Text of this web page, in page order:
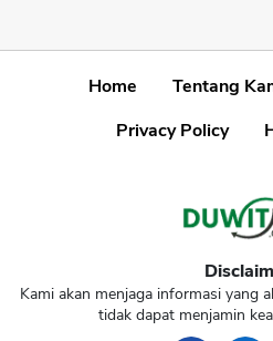
Home Tentang
Privacy Policy
Kami akan menjaga informasi yang
tidak dapat menjamin